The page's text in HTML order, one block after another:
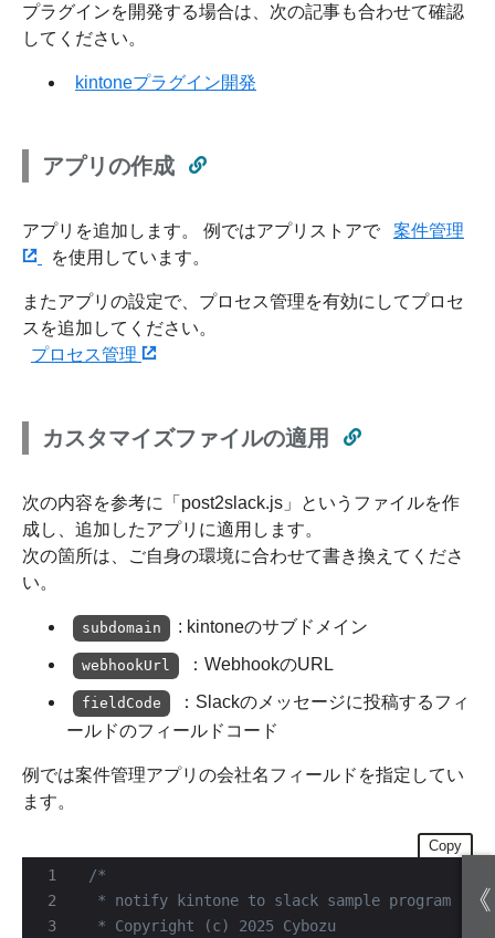
プラグインを開発する場合は、次の記事も合わせて確認
してください。
kintoneプラグイン開発
アプリの作成
アプリを追加します。 例ではアプリストアで
案件管理
を使用しています。
またアプリの設定で、プロセス管理を有効にしてプロセ
スを追加してください。
プロセス管理
カスタマイズファイルの適用
次の内容を参考に「post2slack.js」というファイルを作
成し、追加したアプリに適用します。
次の箇所は、ご自身の環境に合わせて書き換えてくださ
い。
subdomain : kintoneのサブドメイン
webhookUrl ：WebhookのURL
fieldCode
：Slackのメッセージに投稿するフィ
ールドのフィールドコード
例では案件管理アプリの会社名フィールドを指定してい
ます。
Copy
3
《